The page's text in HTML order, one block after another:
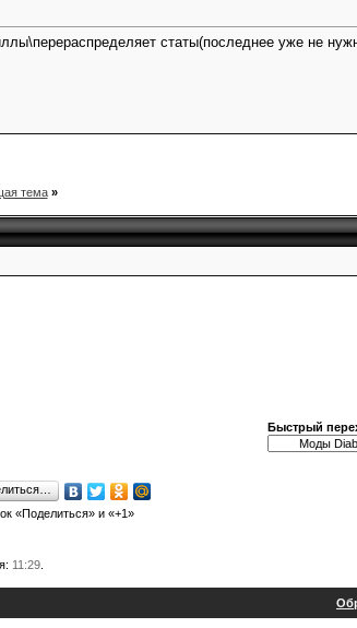
статы(последнее уже не
тема »
Быстрый
«Поделиться» и «+1»
11:29